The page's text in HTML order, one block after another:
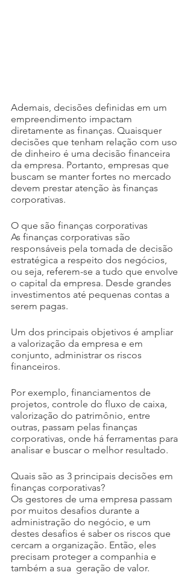
Ademais, decisões definidas em um
empreendimento impactam
diretamente as finanças. Quaisquer
decisões que tenham relação com uso
de dinheiro é uma decisão financeira
da empresa. Portanto, empresas que
buscam se manter fortes no mercado
devem prestar atenção às finanças
corporativas.
O que são finanças corporativas
As finanças corporativas são
responsáveis pela tomada de decisão
estratégica a respeito dos negócios,
ou seja, referem-se a tudo que envolve
o capital da empresa. Desde grandes
investimentos até pequenas contas a
serem pagas.
Um dos principais objetivos é ampliar
a valorização da empresa e em
conjunto, administrar os riscos
financeiros.
Por exemplo, financiamentos de
projetos, controle do fluxo de caixa,
valorização do patrimônio, entre
outras, passam pelas finanças
corporativas, onde há ferramentas para
analisar e buscar o melhor resultado.
Quais são as 3 principais decisões em
finanças corporativas?
Os gestores de uma empresa passam
por muitos desafios durante a
administração do negócio, e um
destes desafios é saber os riscos que
cercam a organização. Então, eles
precisam proteger a companhia e
também a sua  geração de valor.